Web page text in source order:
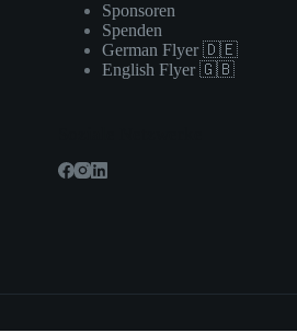
Sponsoren
Spenden
German Flyer 🇩🇪
English Flyer 🇬🇧